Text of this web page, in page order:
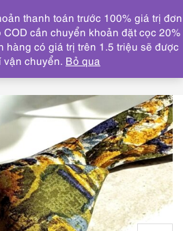
DANH MỤC
VẠT CRAVAT/CÀ VẠT
4641-
silk tie 9.7cm-Gần như
thanh toán trước 100% giá trị đơn
cần chuyển khoản đặt cọc 20%
hàng có giá trị trên 1.5 triệu sẽ được
vận chuyển. Bỏ qua